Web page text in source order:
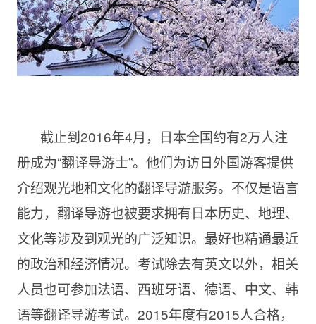
截止到2016年4月，日本全国约有2万人注
册成为“翻译导游士”。他们为访日外国游客提供
介绍观光地和文化的翻译导游服务。不仅是语言
能力，翻译导游也被要求拥有日本历史、地理、
文化等涉及到观光的广泛知识。最好也精通最近
的政治和经济情况。考试除去有英文以外，相关
人员也可参加法语、西班牙语、德语、中文、韩
语等翻译导游考试。2015年度有2015人合格，